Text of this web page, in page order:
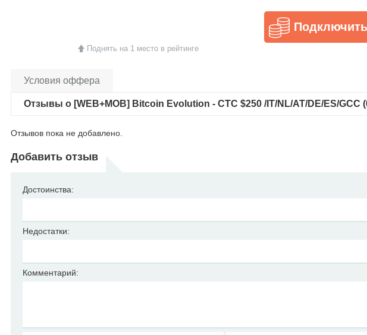
Поднять на 1 место в рейтинге
Условия оффера
Отзывы о [WEB+MOB] Bitcoin Evolution - CTC $250 /IT/NL/AT/DE/ES/GCC
Отзывов пока не добавлено.
Добавить отзыв
Достоинства:
Недостатки:
Комментарий: